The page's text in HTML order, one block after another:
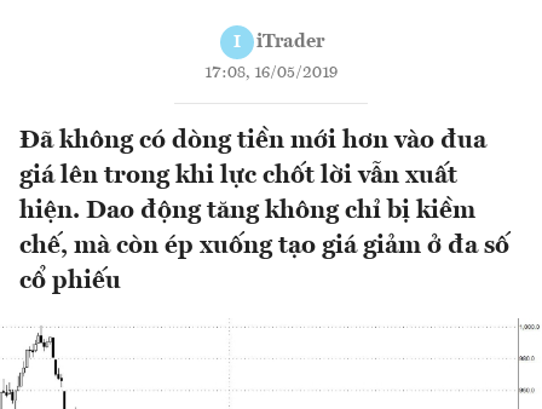
I iTrader
17:08, 16/05/2019
Đã không có dòng tiền mới hơn vào đua
giá lên trong khi lực chốt lời vẫn xuất
hiện. Dao động tăng không chỉ bị kiềm
chế, mà còn ép xuống tạo giá giảm ở đa số
cổ phiếu